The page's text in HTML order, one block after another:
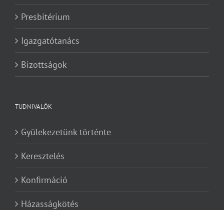
Presbitérium
Igazgatótanács
Bizottságok
TUDNIVALÓK
Gyülekezetünk történte
Keresztelés
Konfirmáció
Házasságkötés